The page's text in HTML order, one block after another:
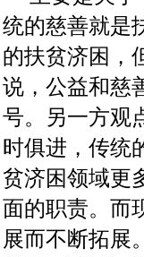
统的慈善就是
的扶贫济困，
说，公益和慈
号。另一方观
时俱进，传统
贫济困领域更
面的职责。而
展而不断拓展